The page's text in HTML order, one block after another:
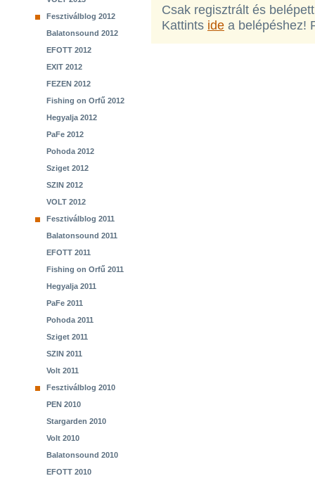
Fesztiválblog 2012
Balatonsound 2012
EFOTT 2012
EXIT 2012
FEZEN 2012
Fishing on Orfű 2012
Hegyalja 2012
PaFe 2012
Pohoda 2012
Sziget 2012
SZIN 2012
VOLT 2012
Fesztiválblog 2011
Balatonsound 2011
EFOTT 2011
Fishing on Orfű 2011
Hegyalja 2011
PaFe 2011
Pohoda 2011
Sziget 2011
SZIN 2011
Volt 2011
Fesztiválblog 2010
PEN 2010
Stargarden 2010
Volt 2010
Balatonsound 2010
EFOTT 2010
Csak regisztrált és
Kattints ide a belépéshez!